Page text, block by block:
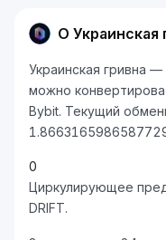
О Украинская
Украинская гривна
можно
Bybit. Текущий
0
Циркулирующее
DRIFT.